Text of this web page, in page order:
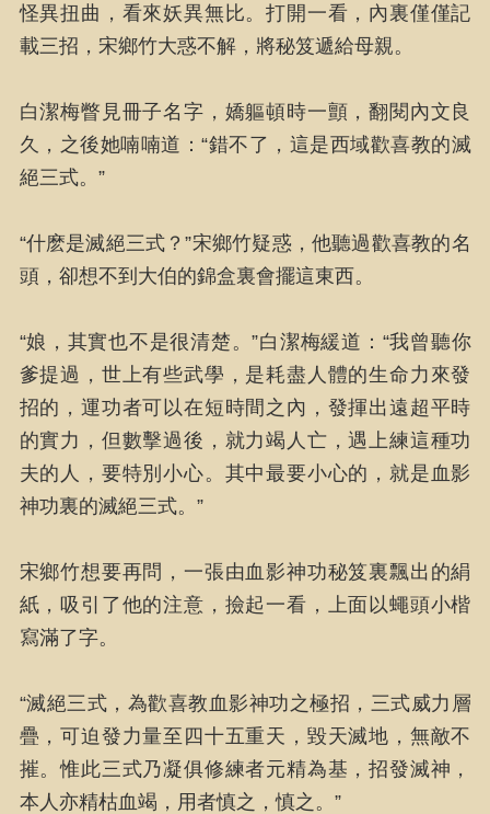
怪異扭曲，看來妖異無比。打開一看，內裏僅僅記
載三招，宋鄉竹大惑不解，將秘笈遞給母親。
白潔梅瞥見冊子名字，嬌軀頓時一顫，翻閱內文良
久，之後她喃喃道：“錯不了，這是西域歡喜教的滅
絕三式。”
“什麽是滅絕三式？”宋鄉竹疑惑，他聽過歡喜教的名
頭，卻想不到大伯的錦盒裏會擺這東西。
“娘，其實也不是很清楚。”白潔梅緩道：“我曾聽你
爹提過，世上有些武學，是耗盡人體的生命力來發
招的，運功者可以在短時間之內，發揮出遠超平時
的實力，但數擊過後，就力竭人亡，遇上練這種功
夫的人，要特別小心。其中最要小心的，就是血影
神功裏的滅絕三式。”
宋鄉竹想要再問，一張由血影神功秘笈裏飄出的絹
紙，吸引了他的注意，撿起一看，上面以蠅頭小楷
寫滿了字。
“滅絕三式，為歡喜教血影神功之極招，三式威力層
疊，可迫發力量至四十五重天，毀天滅地，無敵不
摧。惟此三式乃凝俱修練者元精為基，招發滅神，
本人亦精枯血竭，用者慎之，慎之。”